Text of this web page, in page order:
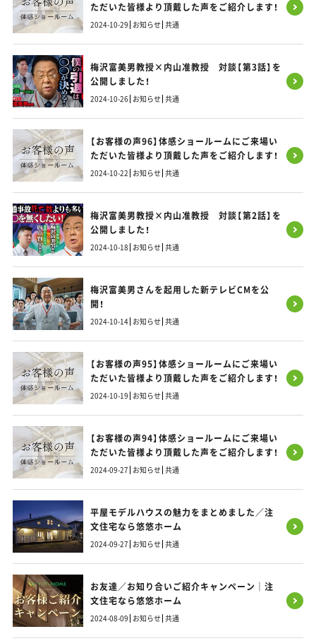
ただいた皆様より頂戴した声をご紹介します！
2024-10-29 お知らせ 共通
梅沢富美男教授×内山准教授 対談【第3話】を
公開しました！
2024-10-26 お知らせ 共通
【お客様の声96】体感ショールームにご来場い
ただいた皆様より頂戴した声をご紹介します！
2024-10-22 お知らせ 共通
梅沢富美男教授×内山准教授 対談【第2話】を
公開しました！
2024-10-18 お知らせ 共通
梅沢富美男さんを起用した新テレビCMを公
開！
2024-10-14 お知らせ 共通
【お客様の声95】体感ショールームにご来場い
ただいた皆様より頂戴した声をご紹介します！
2024-10-19 お知らせ 共通
【お客様の声94】体感ショールームにご来場い
ただいた皆様より頂戴した声をご紹介します！
2024-09-27 お知らせ 共通
平屋モデルハウスの魅力をまとめました／注
文住宅なら悠悠ホーム
2024-09-27 お知らせ 共通
お友達／お知り合いご紹介キャンペーン｜注
文住宅なら悠悠ホーム
2024-08-09 お知らせ 共通